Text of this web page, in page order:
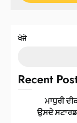
ਖੋਜੋ
Recent
ਮਾਧੁਰੀ
ਉਸਦੇ